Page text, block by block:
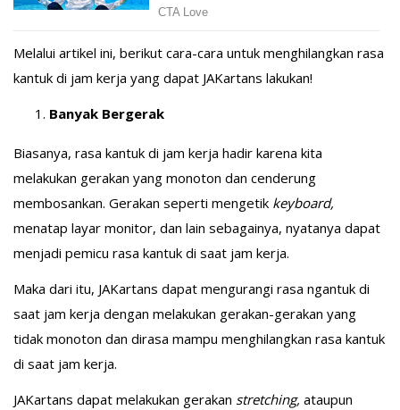
Melalui artikel ini, berikut cara-cara untuk menghilangkan rasa
kantuk di jam kerja yang dapat JAKartans lakukan!
Banyak Bergerak
Biasanya, rasa kantuk di jam kerja hadir karena kita
melakukan gerakan yang monoton dan cenderung
membosankan. Gerakan seperti mengetik keyboard,
menatap layar monitor, dan lain sebagainya, nyatanya dapat
menjadi pemicu rasa kantuk di saat jam kerja.
Maka dari itu, JAKartans dapat mengurangi rasa ngantuk di
saat jam kerja dengan melakukan gerakan-gerakan yang
tidak monoton dan dirasa mampu menghilangkan rasa kantuk
di saat jam kerja.
JAKartans dapat melakukan gerakan stretching, ataupun